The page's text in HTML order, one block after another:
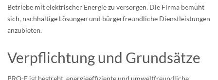
Betriebe mit elektrischer Energie zu versorgen. Die Firma bemüht
sich, nachhaltige Lösungen und bürgerfreundliche Dienstleistungen
anzubieten.
Verpflichtung und Grundsätze
PRO-E ist bestrebt, energieeffiziente und umweltfreundliche